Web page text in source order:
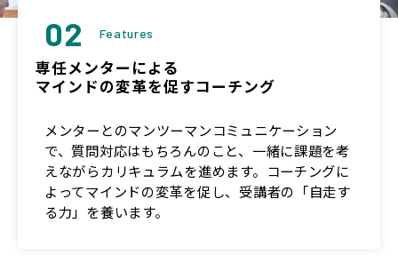
02 Features
専任メンターによる
マインドの変革を促すコーチング
メンターとのマンツーマンコミュニケーション
で、質問対応はもちろんのこと、一緒に課題を考
えながらカリキュラムを進めます。コーチングに
よってマインドの変革を促し、受講者の「自走す
る力」を養います。